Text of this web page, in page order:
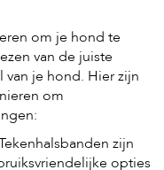
om je hond te
van de juiste
van je hond. Hier zijn
om
zijn
opties